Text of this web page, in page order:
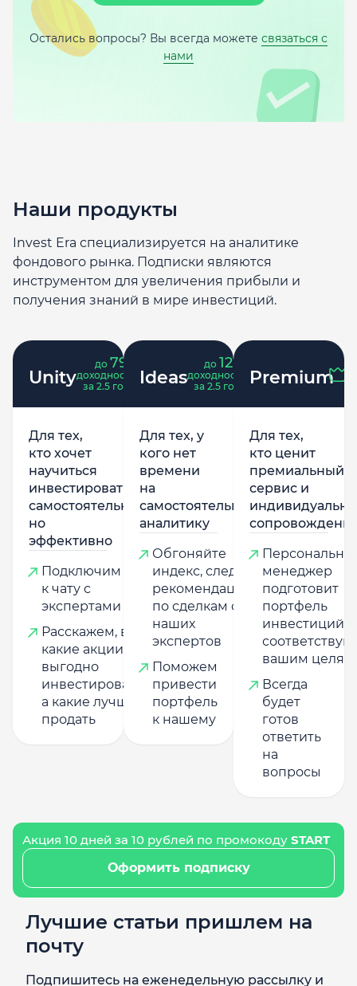
Остались вопросы? Вы всегда можете связаться с
нами
Наши продукты
Invest Era специализируется на аналитике
фондового рынка. Подписки являются
инструментом для увеличения прибыли и
получения знаний в мире инвестиций.
Unity
до 79
доходность
за 2.5 года
Для тех,
кто хочет
научиться
инвестировать
самостоятельно,
но
эффективно
Подключим
к чату с
экспертами
Расскажем, в
какие акции
выгодно
инвестировать,
а какие лучше
продать
Ideas
до 121
доходность
за 2.5 года
Для тех, у
кого нет
времени
на
самостоятельную
аналитику
Обгоняйте
индекс, следуя
рекомендациям
по сделкам от
наших
экспертов
Поможем
привести
портфель
к нашему
Premium
Для тех,
кто ценит
премиальный
сервис и
менеджер
подготовит
портфель
инвестиций,
вашим целям
Всегда
будет
готов
ответить
на
вопросы
Акция 10 дней за 10 рублей по промокоду START
Оформить подписку
Лучшие статьи пришлем на
почту
Подпишитесь на еженедельную рассылку и